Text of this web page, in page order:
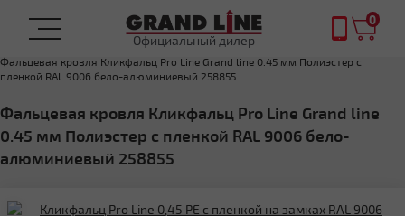
Официальный дилер
0
ФАЛЬЦЕВАЯ КРОВЛЯ
Фальцевая кровля Кликфальц Pro Line Grand line 0.45 мм Полиэстер с
пленкой RAL 9006 бело-алюминиевый 258855
Фальцевая кровля Кликфальц Pro Line Grand line
0.45 мм Полиэстер с пленкой RAL 9006 бело-
алюминиевый 258855